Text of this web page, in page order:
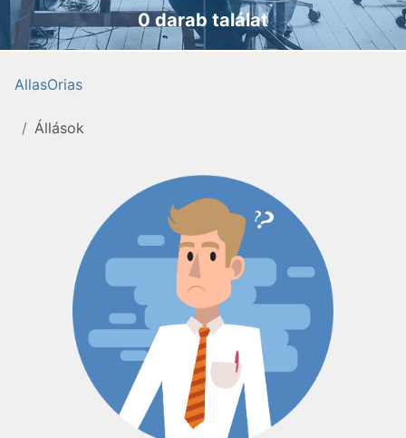
0 darab találat
AllasOrias
Állások